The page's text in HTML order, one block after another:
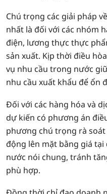
Chú trọng các giải pháp
nhất là đối với các nhóm
điện, lương thực thực
sản xuất. Kịp thời điều
vụ nhu cầu trong nước
nhu cầu xuất khẩu để ổn
Đối với các hàng hóa và
dự kiến có phương án
phương chú trọng rà
động lên mặt bằng giá
nước nói chung, tránh
phù hợp.